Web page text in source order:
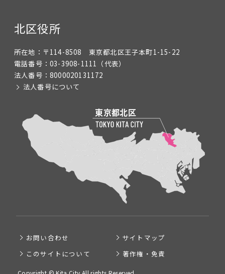
北区役所
所在地： 〒114-8508 東京都北区王子本町1-15-22
電話番号： 03-3908-1111 （代表）
法人番号： 8000020131172
法人番号について
お問い合わせ
サイトマップ
このサイトについて
著作権・免責